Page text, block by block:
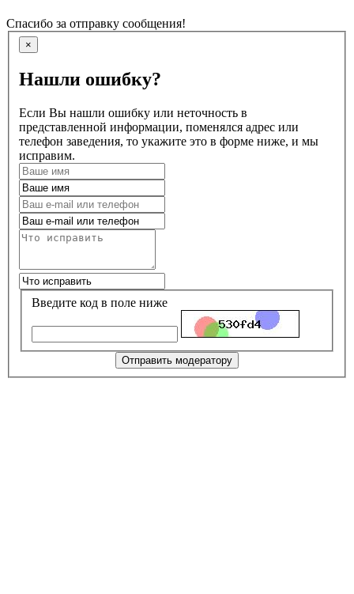
Спасибо за отправку сообщения!
×
Нашли ошибку?
Если Вы нашли ошибку или неточность в
представленной информации, поменялся адрес или
телефон заведения, то укажите это в форме ниже, и мы
исправим.
Введите код в поле ниже
Отправить модератору